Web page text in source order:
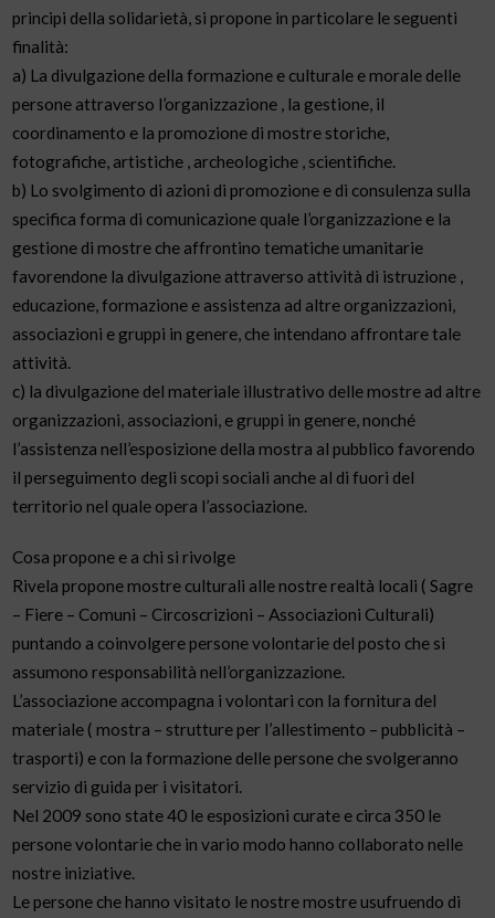
principi della solidarietà, si propone in particolare le seguenti
finalità:
a) La divulgazione della formazione e culturale e morale delle
persone attraverso l’organizzazione , la gestione, il
coordinamento e la promozione di mostre storiche,
fotografiche, artistiche , archeologiche , scientifiche.
b) Lo svolgimento di azioni di promozione e di consulenza sulla
specifica forma di comunicazione quale l’organizzazione e la
gestione di mostre che affrontino tematiche umanitarie
favorendone la divulgazione attraverso attività di istruzione ,
educazione, formazione e assistenza ad altre organizzazioni,
associazioni e gruppi in genere, che intendano affrontare tale
attività.
c) la divulgazione del materiale illustrativo delle mostre ad altre
organizzazioni, associazioni, e gruppi in genere, nonché
l’assistenza nell’esposizione della mostra al pubblico favorendo
il perseguimento degli scopi sociali anche al di fuori del
territorio nel quale opera l’associazione.
Cosa propone e a chi si rivolge
Rivela propone mostre culturali alle nostre realtà locali ( Sagre
– Fiere – Comuni – Circoscrizioni – Associazioni Culturali)
puntando a coinvolgere persone volontarie del posto che si
assumono responsabilità nell’organizzazione.
L’associazione accompagna i volontari con la fornitura del
materiale ( mostra – strutture per l’allestimento – pubblicità –
trasporti) e con la formazione delle persone che svolgeranno
servizio di guida per i visitatori.
Nel 2009 sono state 40 le esposizioni curate e circa 350 le
persone volontarie che in vario modo hanno collaborato nelle
nostre iniziative.
Le persone che hanno visitato le nostre mostre usufruendo di